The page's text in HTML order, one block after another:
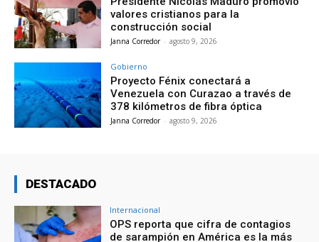
valores cristianos para la
construcción social
Janna Corredor - agosto 9, 2026
Gobierno
Proyecto Fénix conectará a
Venezuela con Curazao a través de
378 kilómetros de fibra óptica
Janna Corredor - agosto 9, 2026
DESTACADO
Internacional
OPS reporta que cifra de contagios
de sarampión en América es la más